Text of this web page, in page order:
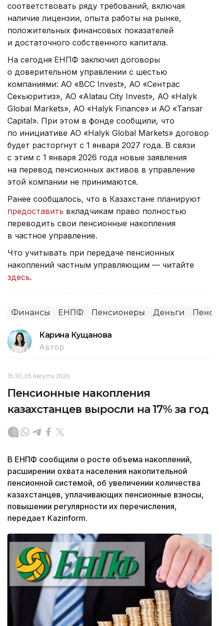
соответствовать ряду требований, включая
наличие лицензии, опыта работы на рынке,
положительных финансовых показателей
и достаточного собственного капитала.
На сегодня ЕНПФ заключил договоры
о доверительном управлении с шестью
компаниями: АО «BCC Invest», АО «Сентрас
Секьюритиз», АО «Alatau City Invest», АО «Halyk
Global Markets», АО «Halyk Finance» и АО «Tansar
Capital». При этом в фонде сообщили, что
по инициативе АО «Halyk Global Markets» договор
будет расторгнут с 1 января 2027 года. В связи
с этим с 1 января 2026 года новые заявления
на перевод пенсионных активов в управление
этой компании не принимаются.
Ранее сообщалось, что в Казахстане планируют
предоставить вкладчикам право полностью
переводить свои пенсионные накопления
в частное управление.
Что учитывать при передаче пенсионных
накоплений частным управляющим — читайте
здесь.
Финансы ЕНПФ Пенсионеры Деньги
Карина Кущанова
Автор
15:30, 05 Августа 2026
Пенсионные накопления
казахстанцев выросли на 17% за год
В ЕНПФ сообщили о росте объема накоплений,
расширении охвата населения накопительной
пенсионной системой, об увеличении количества
казахстанцев, уплачивающих пенсионные взносы,
повышении регулярности их перечисления,
передает Kazinform.